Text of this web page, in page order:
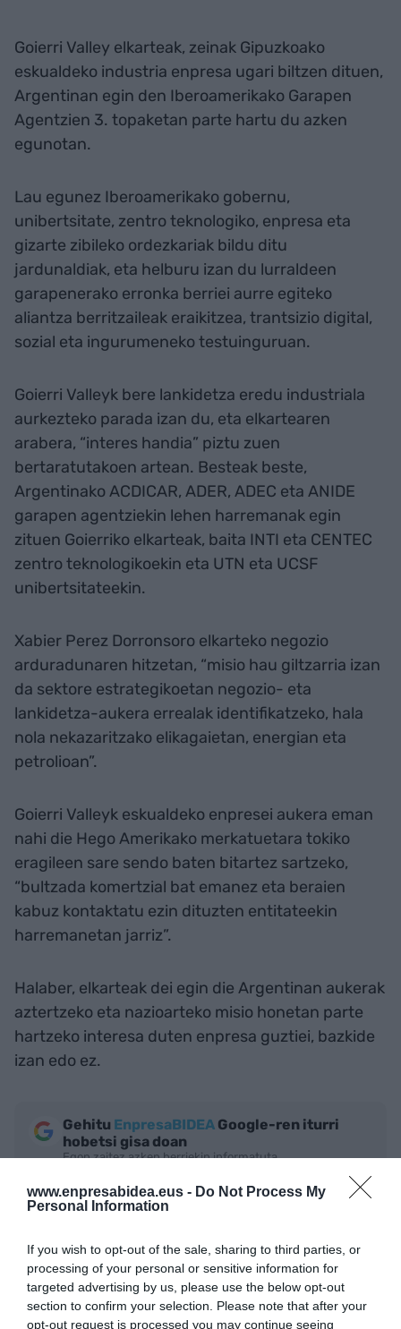
www.enpresabidea.eus - Do Not Process My
Personal Information
If you wish to opt-out of the sale, sharing to third parties, or
processing of your personal or sensitive information for
targeted advertising by us, please use the below opt-out
section to confirm your selection. Please note that after your
opt-out request is processed you may continue seeing
Goierri Valley elkarteak, zeinak Gipuzkoako
eskualdeko industria enpresa ugari biltzen dituen,
Argentinan egin den Iberoamerikako Garapen
Agentzien 3. topaketan parte hartu du azken
egunotan.
Lau egunez Iberoamerikako gobernu,
unibertsitate, zentro teknologiko, enpresa eta
gizarte zibileko ordezkariak bildu ditu
jardunaldiak, eta helburu izan du lurraldeen
garapenerako erronka berriei aurre egiteko
aliantza berritzaileak eraikitzea, trantsizio digital,
sozial eta ingurumeneko testuinguruan.
Goierri Valleyk bere lankidetza eredu industriala
aurkezteko parada izan du, eta elkartearen
arabera, “interes handia” piztu zuen
bertaratutakoen artean. Besteak beste,
Argentinako ACDICAR, ADER, ADEC eta ANIDE
garapen agentziekin lehen harremanak egin
zituen Goierriko elkarteak, baita INTI eta CENTEC
zentro teknologikoekin eta UTN eta UCSF
unibertsitateekin.
Xabier Perez Dorronsoro elkarteko negozio
arduradunaren hitzetan, “misio hau giltzarria izan
da sektore estrategikoetan negozio- eta
lankidetza-aukera errealak identifikatzeko, hala
nola nekazaritzako elikagaietan, energian eta
petrolioan”.
Goierri Valleyk eskualdeko enpresei aukera eman
nahi die Hego Amerikako merkatuetara tokiko
eragileen sare sendo baten bitartez sartzeko,
“bultzada komertzial bat emanez eta beraien
kabuz kontaktatu ezin dituzten entitateekin
harremanetan jarriz”.
Halaber, elkarteak dei egin die Argentinan aukerak
aztertzeko eta nazioarteko misio honetan parte
hartzeko interesa duten enpresa guztiei, bazkide
izan edo ez.
Gehitu EnpresaBIDEA Google-ren iturri
hobetsi gisa doan
Egon zaitez azken berriekin informatuta